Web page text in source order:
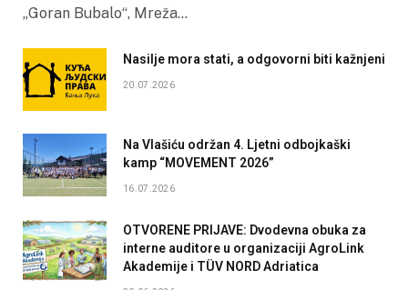
„Goran Bubalo“, Mreža…
Nasilje mora stati, a odgovorni biti kažnjeni
20.07.2026
Na Vlašiću održan 4. Ljetni odbojkaški
kamp “MOVEMENT 2026”
16.07.2026
OTVORENE PRIJAVE: Dvodevna obuka za
interne auditore u organizaciji AgroLink
Akademije i TÜV NORD Adriatica